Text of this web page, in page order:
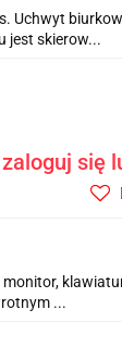
Uchwyt
jest skierow...
się
...